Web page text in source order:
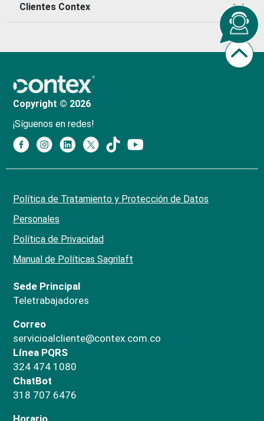
Clientes Contex
Copyright © 2026
¡Síguenos en redes!
Política de Tratamiento y Protección de Datos
Personales
Política de Privacidad
Manual de Políticas Sagrilaft
Sede Principal
Teletrabajadores
Correo
servicioalcliente@contex.com.co
Línea PQRS
324 474 1080
ChatBot
318 707 6476
Horario